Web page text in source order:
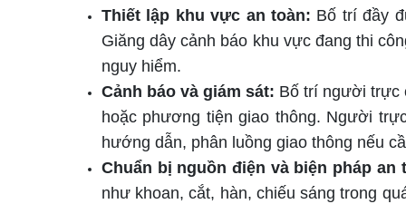
Thiết lập khu vực an toàn: Bố trí đầy
Giăng dây cảnh báo khu vực đang thi
nguy hiểm.
Cảnh báo và giám sát: Bố trí người trực
hoặc phương tiện giao thông. Người
hướng dẫn, phân luồng giao thông nếu
Chuẩn bị nguồn điện và biện pháp an
như khoan, cắt, hàn, chiếu sáng trong